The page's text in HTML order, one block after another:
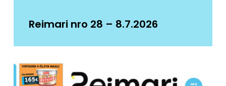
Reimari nro 28 – 8.7.2026